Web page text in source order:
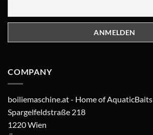
COMPANY
boiliemaschine.at - Home of AquaticBaits
Spargelfeldstraße 218
1220 Wien